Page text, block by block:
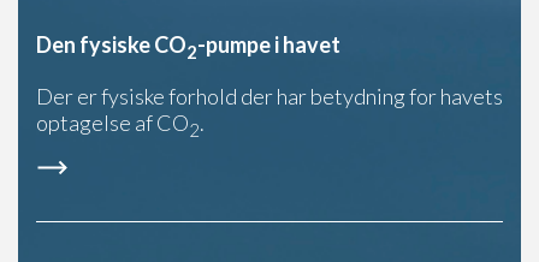
Den fysiske CO2-pumpe i havet
Der er fysiske forhold der har betydning for havets
optagelse af CO2.